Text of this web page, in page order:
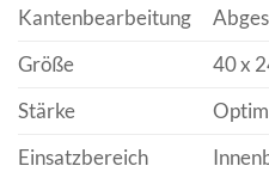
Kantenbearbeitung
Größe
40 x
Stärke
Einsatzbereich